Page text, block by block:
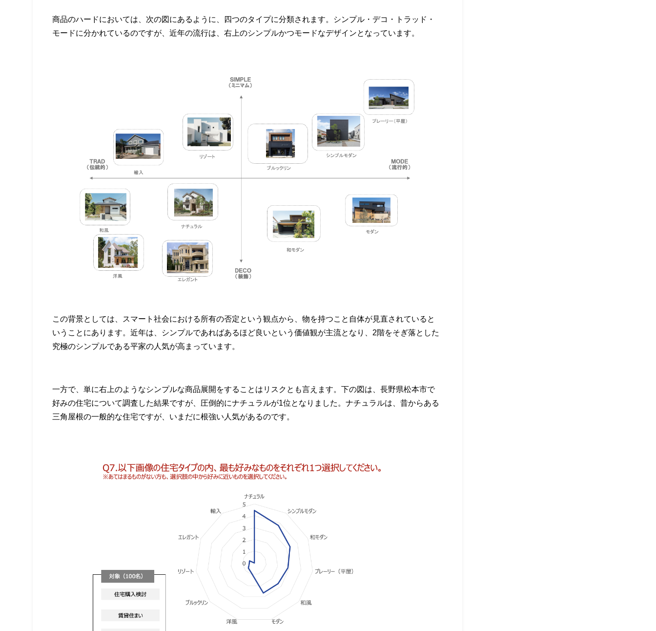
商品のハードにおいては、次の図にあるように、四つのタイプに分類されます。シンプル・デコ・トラッド・
モードに分かれているのですが、近年の流行は、右上のシンプルかつモードなデザインとなっています。
この背景としては、スマート社会における所有の否定という観点から、物を持つこと自体が見直されていると
いうことにあります。近年は、シンプルであればあるほど良いという価値観が主流となり、2階をそぎ落とした
究極のシンプルである平家の人気が高まっています。
一方で、単に右上のようなシンプルな商品展開をすることはリスクとも言えます。下の図は、長野県松本市で
好みの住宅について調査した結果ですが、圧倒的にナチュラルが1位となりました。ナチュラルは、昔からある
三角屋根の一般的な住宅ですが、いまだに根強い人気があるのです。